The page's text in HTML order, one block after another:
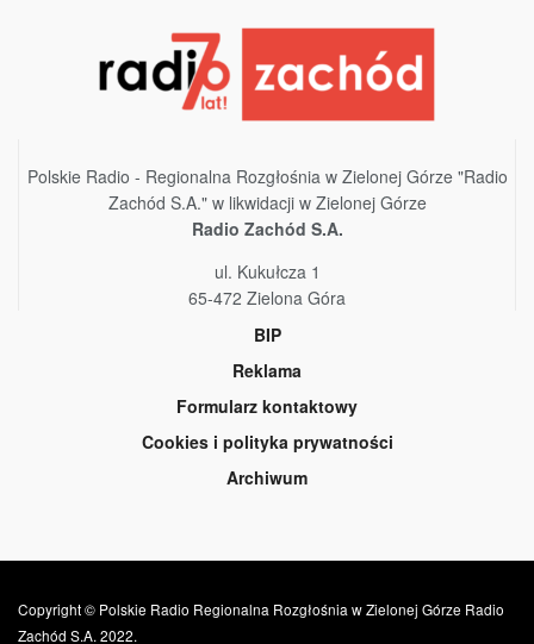
Polskie Radio - Regionalna Rozgłośnia w Zielonej Górze "Radio
Zachód S.A." w likwidacji w Zielonej Górze
Radio Zachód S.A.
ul. Kukułcza 1
65-472 Zielona Góra
BIP
Reklama
Formularz kontaktowy
Cookies i polityka prywatności
Archiwum
Copyright © Polskie Radio Regionalna Rozgłośnia w Zielonej Górze Radio
Zachód S.A. 2022.